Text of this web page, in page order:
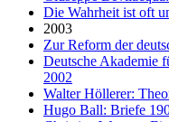
Die Wahrheit ist oft
2003
Zur Reform der
Deutsche Akademie
2002
Walter Höllerer:
Hugo Ball: Briefe